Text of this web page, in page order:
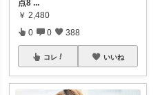
点8 ...
￥ 2,480
0 0 388
コレ いいね